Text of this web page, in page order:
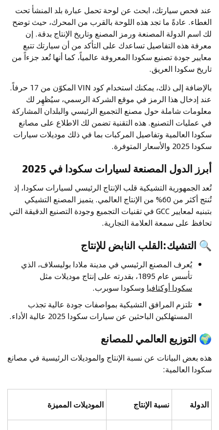
عند فحص سيارتك، ابحث عن لوحة تحمل عبارة بلد المنشأ تحت
الغطاء. عادةً ما تجد هذه اللوحة بالقرب من المحرك، حيث توضح
لك اسم الدولة المصنعة ورمز المصنع وتاريخ الإنتاج بدقة. إن
معرفة هذه التفاصيل تساعدك على التأكد من أن سيارتك تتبع
معايير جودة تصنيع سكودا المعروفة عالمياً، كما أنها تُعد جزءاً من
تاريخ سكودا العريق.
بالإضافة إلى ذلك، يمكنك استخدام كود VIN المكوّن من 17 حرفاً.
عند إدخال هذا الرمز في موقع الشركة الرسمي، سيُظهِر لك
معلومات شاملة حول مصنع التجميع الرئيسي والبلدان المشاركة
في عمليات التصنيع. هذه التقنية تضمن لك الاطلاع على مصانع
سكودا العالمية وتفاصيل المركبات بما في ذلك موديلات سيارات
سكودا 2025 والأسعار المتوفرة.
أبرز الدول المصنعة لسيارات سكودا في 2025
تُعد الجمهورية التشيكية قلب الإنتاج الرئيسي لسيارات سكودا، إذ
تُنتج أكثر من 60% من الإنتاج العالمي. يتميز المصنع التشيكي
بتبنيه لمعايير GCC في تقنيات التجميع وجودة التصنيع الدقيقة التي
تحافظ على سمعة العلامة التجارية.
🔍 التشيك:القلب النابض للإنتاج
يُعرف المصنع الرئيسي في مدينة ملادا بوليسلاف، الذي
تأسس عام 1895، بقدرته على إنتاج موديلات مثل
سكودا أوكتافيا وسكودا سوبرب.
تلتزم المرافق التشيكية بمواصفات جودة عالية تجذب
المستهلكين الباحثين عن سيارات سكودا 2025 عالية الأداء.
🌍 التوزيع العالمي للمصانع
هذه بعض البيانات عن نسبة الإنتاج والموديلات الرئيسية في مصانع
سكودا العالمية:
الدولة نسبة الإنتاج الموديلات المميزة